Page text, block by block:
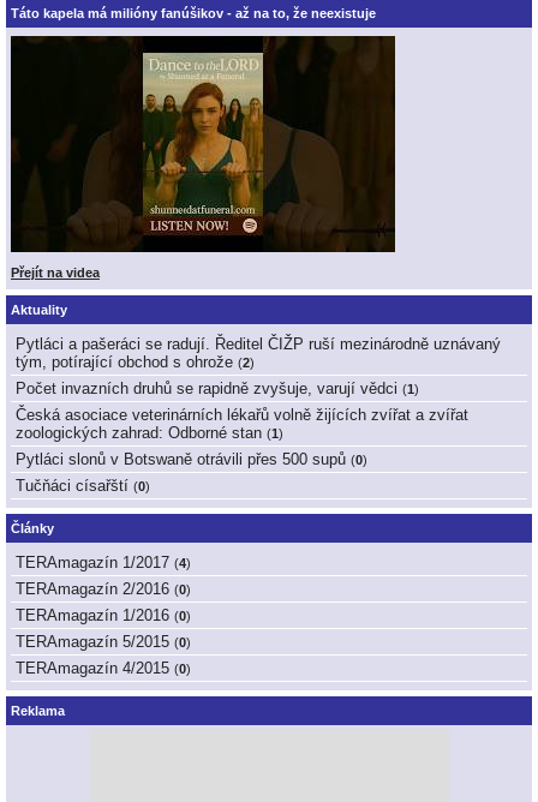
Táto kapela má milióny fanúšikov - až na to, že neexistuje
Přejít na videa
Aktuality
Pytláci a pašeráci se radují. Ředitel ČIŽP ruší mezinárodně uznávaný
tým, potírající obchod s ohrože (2)
Počet invazních druhů se rapidně zvyšuje, varují vědci (1 )
Česká asociace veterinárních lékařů volně žijících zvířat a zvířat
zoologických zahrad: Odborné stan (1 )
Pytláci slonů v Botswaně otrávili přes 500 supů (0)
Tučňáci císařští (0)
Články
TERAmagazín 1/2017 (4)
TERAmagazín 2/2016 (0)
TERAmagazín 1/2016 (0)
TERAmagazín 5/2015 (0)
TERAmagazín 4/2015 (0)
Reklama